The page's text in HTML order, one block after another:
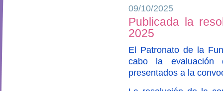
09/10/2025
Publicada la
2025
El Patronato de la
cabo la evaluación
presentados a la